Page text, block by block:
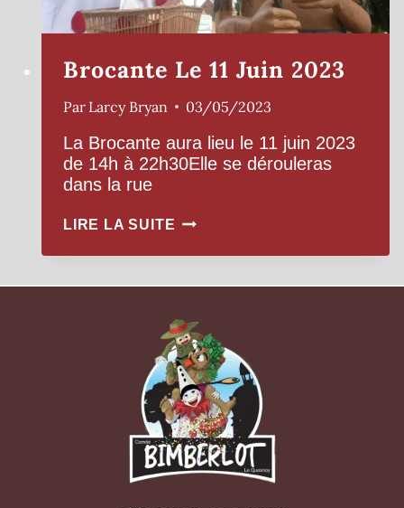
Brocante Le 11 Juin 2023
Par Larcy Bryan 03/05/2023
La Brocante aura lieu le 11 juin 2023
de 14h à 22h30Elle se dérouleras
dans la rue
LIRE LA SUITE BROCANTE
11
2023